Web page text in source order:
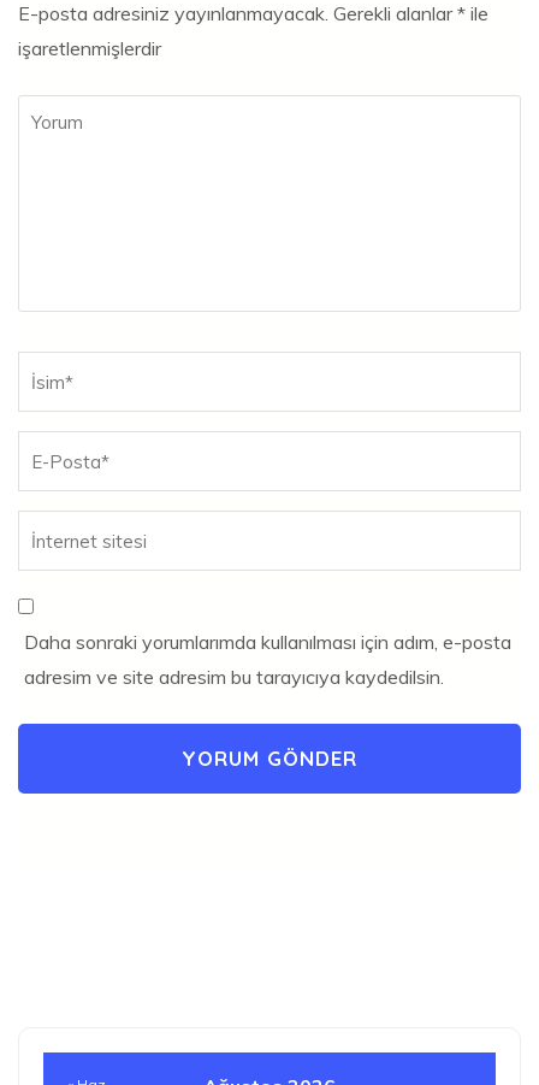
E-posta adresiniz yayınlanmayacak. Gerekli alanlar* ile
işaretlenmişlerdir
Yorum
Ad
Daha sonraki yorumlarımda kullanılması için adım, e-posta
adresim ve site adresim bu tarayıcıya kaydedilsin.